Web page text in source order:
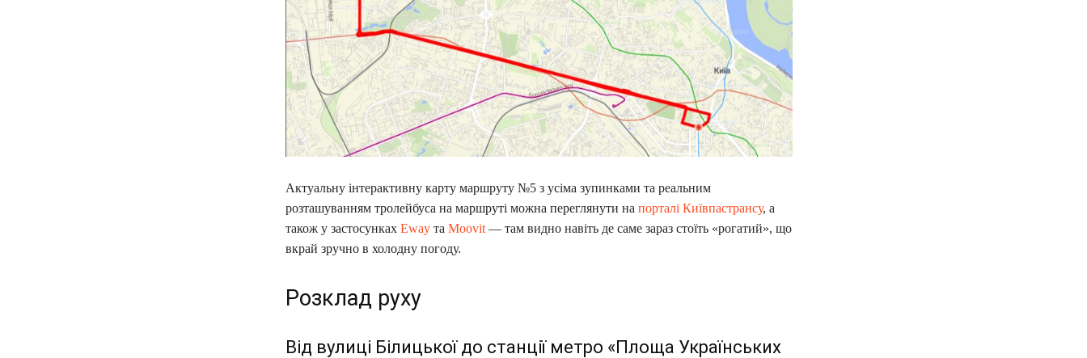
Актуальну інтерактивну карту маршруту №5 з усіма зупинками та реальним
розташуванням тролейбуса на маршруті можна переглянути на порталі Київпастрансу, а
також у застосунках Ewayта Moovit— там видно навіть де саме зараз стоїть «рогатий», що
вкрай зручно в холодну погоду.
Розклад руху
Від вулиці Білицької до станції метро «Площа Українських